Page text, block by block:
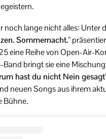
noch lange nicht alles: Unter
Sommernacht.”
eine Reihe von Open-Air-
Band bringt sie eine
hast du nicht Nein
neuen Songs aus ihrem
Bühne.